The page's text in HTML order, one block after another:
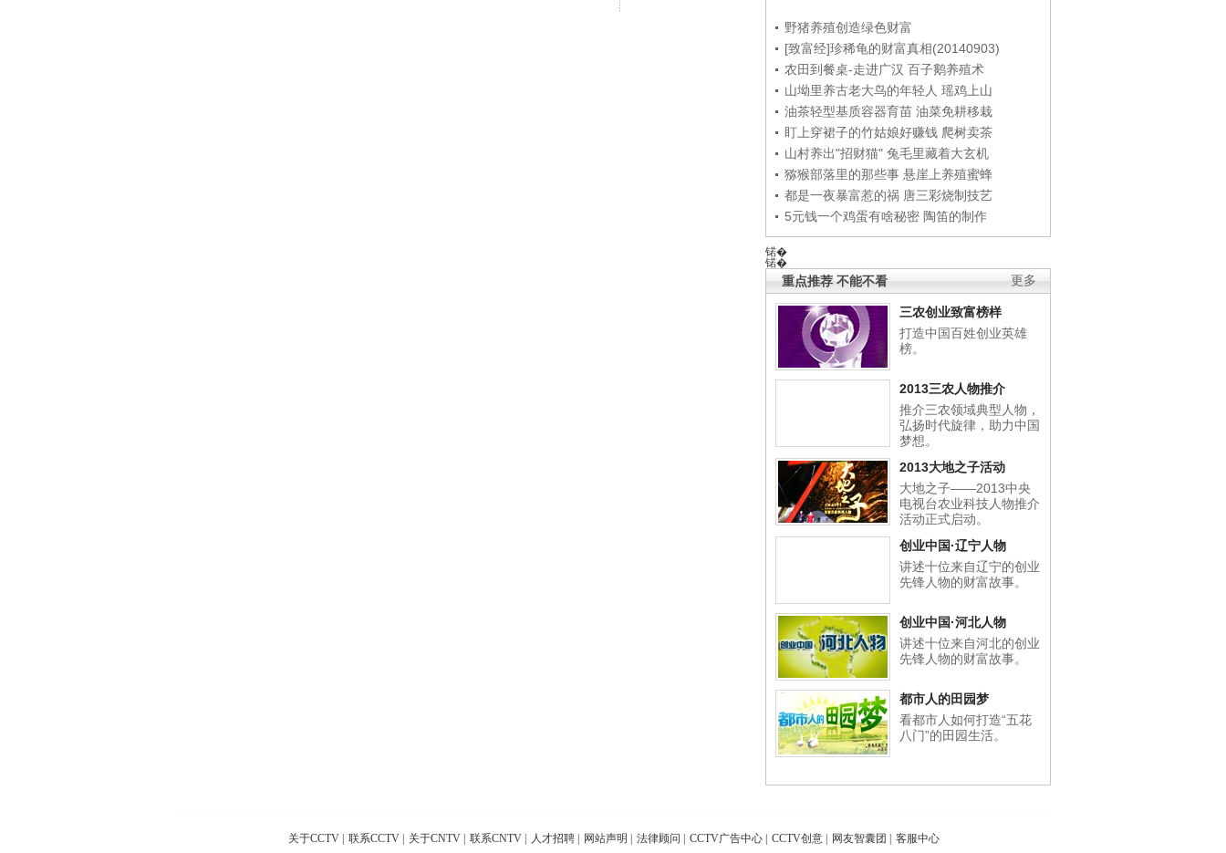
野猪养殖创造绿色财富
[致富经]珍稀龟的财富真相(20140903)
农田到餐桌-走进广汉 百子鹅养殖术
山坳里养古老大鸟的年轻人 瑶鸡上山
油茶轻型基质容器育苗 油菜免耕移栽
盯上穿裙子的竹姑娘好赚钱 爬树卖茶
山村养出"招财猫" 兔毛里藏着大玄机
猕猴部落里的那些事 悬崖上养殖蜜蜂
都是一夜暴富惹的祸 唐三彩烧制技艺
5元钱一个鸡蛋有啥秘密 陶笛的制作
锘�
锘�
更多
重点推荐 不能不看
三农创业致富榜样
打造中国百姓创业英雄
榜。
2013三农人物推介
推介三农领域典型人物，
弘扬时代旋律，助力中国
梦想。
2013大地之子活动
大地之子——2013中央
电视台农业科技人物推介
活动正式启动。
创业中国·辽宁人物
讲述十位来自辽宁的创业
先锋人物的财富故事。
创业中国·河北人物
讲述十位来自河北的创业
先锋人物的财富故事。
都市人的田园梦
看都市人如何打造“五花
八门”的田园生活。
关于CCTV 联系CCTV 关于CNTV 联系CNTV 人才招聘 网站声明 法律顾问 CCTV广告中心 CCTV创意 网友智囊团 客服中心